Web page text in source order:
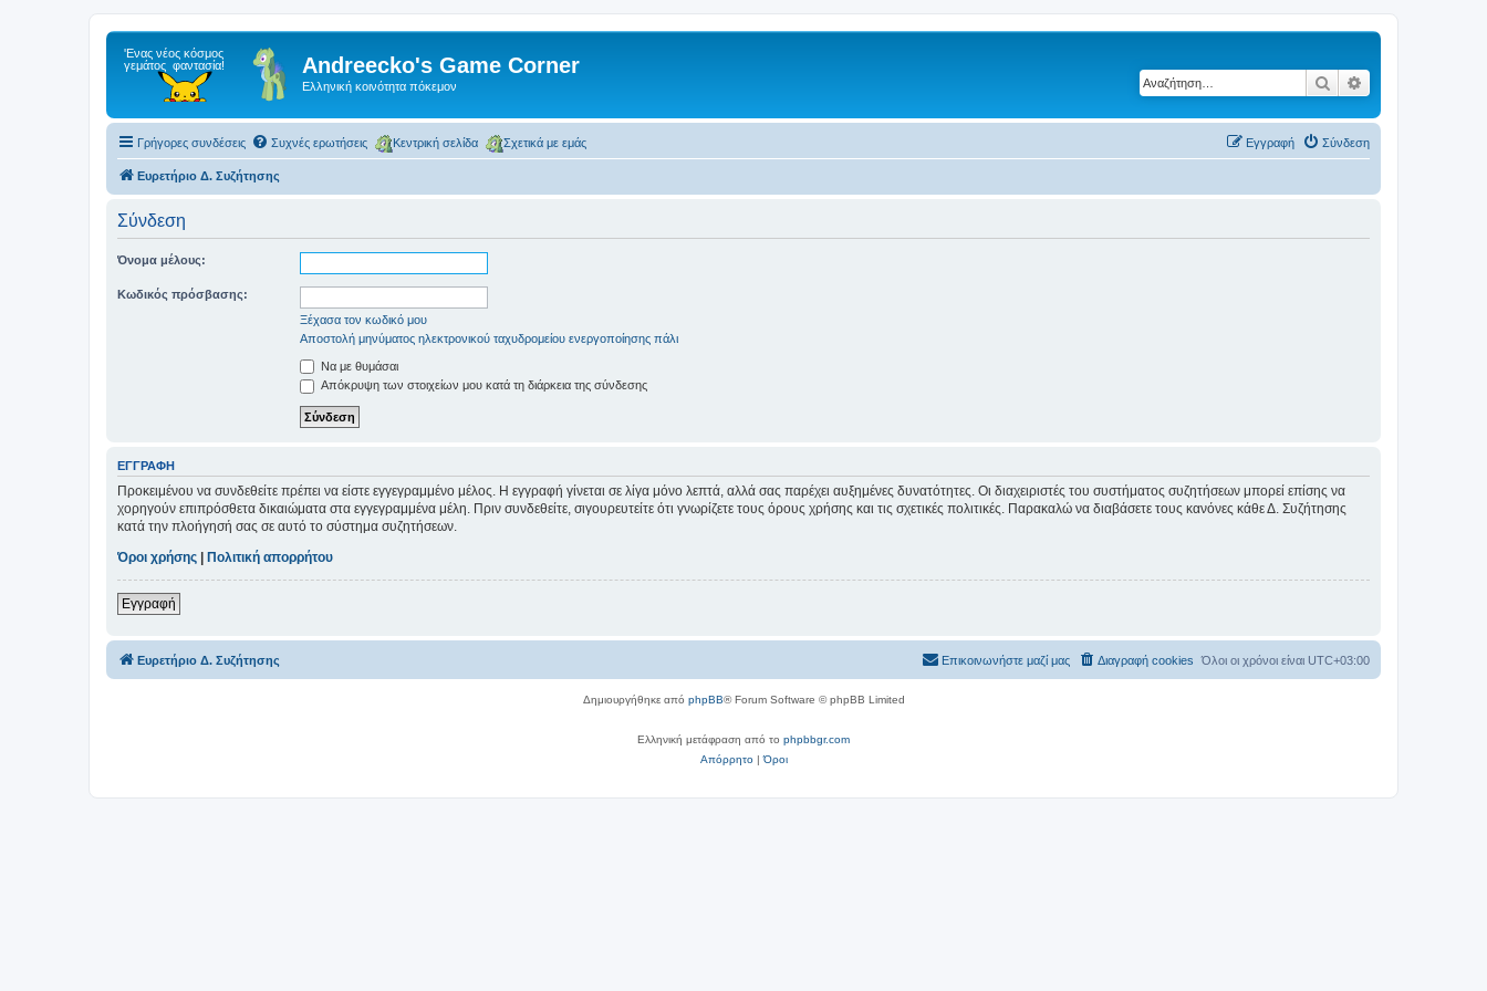
Andreecko's Game Corner
Ελληνική κοινότητα πόκεμον Αναζήτηση
Γρήγορες συνδέσεις Συχνές ερωτήσεις Κεντρική σελίδα Σχετικά με εμάς Σύνδεση
Εγγραφή
Ευρετήριο Δ. Συζήτησης
Σύνδεση
Όνομα μέλους:
Κωδικός πρόσβασης:
Ξέχασα τον κωδικό μου
Αποστολή μηνύματος ηλεκτρονικού ταχυδρομείου ενεργοποίησης πάλι
Να με θυμάσαι
Απόκρυψη των στοιχείων μου κατά τη διάρκεια της σύνδεσης
ΕΓΓΡΑΦΉ
Προκειμένου να συνδεθείτε πρέπει να είστε εγγεγραμμένο μέλος. Η εγγραφή γίνεται σε λίγα μόνο λεπτά, αλλά σας παρέχει αυξημένες δυνατότητες. Οι διαχειριστές του συστήματος συζητήσεων μπορεί επίσης να
χορηγούν επιπρόσθετα δικαιώματα στα εγγεγραμμένα μέλη. Πριν συνδεθείτε, σιγουρευτείτε ότι γνωρίζετε τους όρους χρήσης και τις σχετικές πολιτικές. Παρακαλώ να διαβάσετε τους κανόνες κάθε Δ. Συζήτησης
κατά την πλοήγησή σας σε αυτό το σύστημα συζητήσεων.
Όροι χρήσης
Πολιτική απορρήτου
Εγγραφή
Ευρετήριο Δ. Συζήτησης Όλοι οι χρόνοι είναι UTC+03:00
Διαγραφή cookies
Επικοινωνήστε μαζί μας
Δημιουργήθηκε από phpBB® Forum Software © phpBB Limited
Ελληνική μετάφραση από το phpbbgr.com
Απόρρητο|Όροι